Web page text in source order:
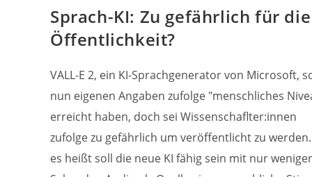
Sprach-KI: Zu gefährlich für die
Öffentlichkeit?
VALL-E 2, ein KI-Sprachgenerator von Microsoft,
nun eigenen Angaben zufolge "menschliches
erreicht haben, doch sei Wissenschaflter:innen
zufolge zu gefährlich um veröffentlicht zu
es heißt soll die neue KI fähig sein mit nur